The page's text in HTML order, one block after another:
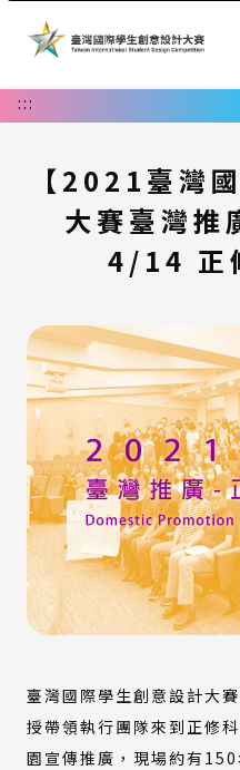
:::
【2021臺灣
大賽臺灣推
4/14 正
臺灣國際學生創意設計大
授帶領執行團隊來到正修
園宣傳推廣，現場約有